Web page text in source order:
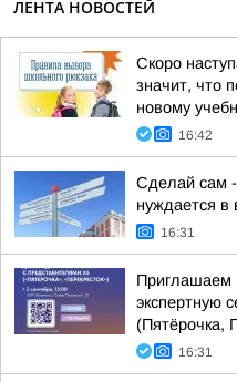
ЛЕНТА НОВОСТЕЙ
Скоро
значит, что
новому
16:42
Сделай сам
нуждается в
16:31
Приглашаем
экспертную
(Пятёрочка,
16:31